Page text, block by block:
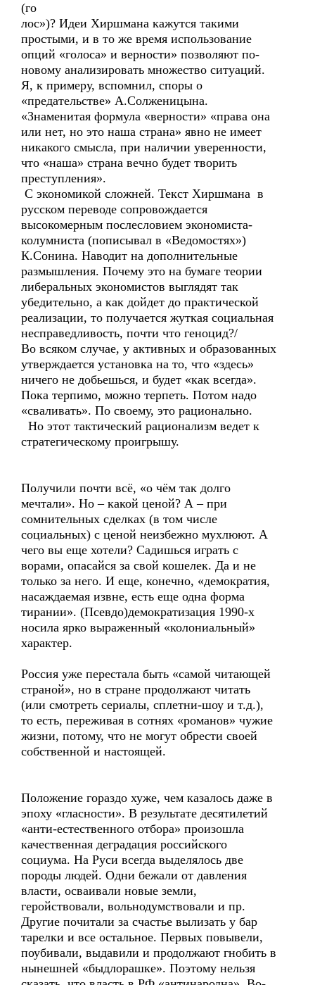
(го
лос»)? Идеи Хиршмана кажутся такими
простыми, и в то же время использование
опций «голоса» и верности» позволяют по-
новому анализировать множество ситуаций.
Я, к примеру, вспомнил, споры о
«предательстве» А.Солженицына.
«Знаменитая формула «верности» «права она
или нет, но это наша страна» явно не имеет
никакого смысла, при наличии уверенности,
что «наша» страна вечно будет творить
преступления».
С экономикой сложней. Текст Хиршмана в
русском переводе сопровождается
высокомерным послесловием экономиста-
колумниста (пописывал в «Ведомостях»)
К.Сонина. Наводит на дополнительные
размышления. Почему это на бумаге теории
либеральных экономистов выглядят так
убедительно, а как дойдет до практической
реализации, то получается жуткая социальная
несправедливость, почти что геноцид?/
Во всяком случае, у активных и образованных
утверждается установка на то, что «здесь»
ничего не добьешься, и будет «как всегда».
Пока терпимо, можно терпеть. Потом надо
«сваливать». По своему, это рационально.
Но этот тактический рационализм ведет к
стратегическому проигрышу.
Получили почти всё, «о чём так долго
мечтали». Но – какой ценой? А – при
сомнительных сделках (в том числе
социальных) с ценой неизбежно мухлюют. А
чего вы еще хотели? Садишься играть с
ворами, опасайся за свой кошелек. Да и не
только за него. И еще, конечно, «демократия,
насаждаемая извне, есть еще одна форма
тирании». (Псевдо)демократизация 1990-х
носила ярко выраженный «колониальный»
характер.
Россия уже перестала быть «самой читающей
страной», но в стране продолжают читать
(или смотреть сериалы, сплетни-шоу и т.д.),
то есть, переживая в сотнях «романов» чужие
жизни, потому, что не могут обрести своей
собственной и настоящей.
Положение гораздо хуже, чем казалось даже в
эпоху «гласности». В результате десятилетий
«анти-естественного отбора» произошла
качественная деградация российского
социума. На Руси всегда выделялось две
породы людей. Одни бежали от давления
власти, осваивали новые земли,
геройствовали, вольнодумствовали и пр.
Другие почитали за счастье вылизать у бар
тарелки и все остальное. Первых повывели,
поубивали, выдавили и продолжают гнобить в
нынешней «быдлорашке». Поэтому нельзя